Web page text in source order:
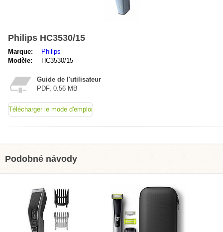
Philips HC3530/15
Marque:
Philips
Modèle:
HC3530/15
Guide de l'utilisateur
PDF, 0.56 MB
Télécharger le mode d'emploi
Podobné návody